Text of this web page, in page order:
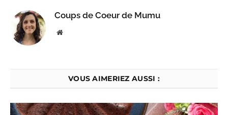
Coups de Coeur de Mumu
Website
VOUS AIMERIEZ AUSSI :